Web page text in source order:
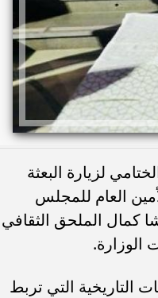
لزيارة البعثة
العام للمجلس
كمال الملحق الثقافي
الوزارة.
التاريخية التي تربط